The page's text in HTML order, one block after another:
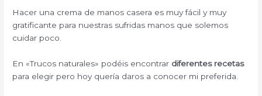
Hacer una crema de manos casera es muy fácil y muy
gratificante para nuestras sufridas manos que solemos
cuidar poco.
En «Trucos naturales» podéis encontrar diferentes recetas
para elegir pero hoy quería daros a conocer mi preferida.